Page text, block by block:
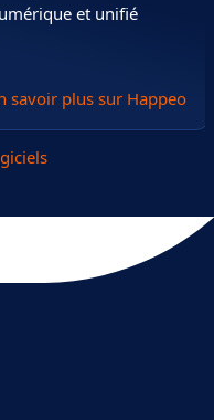
et unifié
savoir plus sur Happeo